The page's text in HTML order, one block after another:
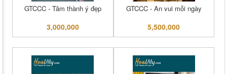
GTCCC - Tâm thành ý đẹp
3,000,000
GTCCC - An vui mỗi ngày
5,500,000